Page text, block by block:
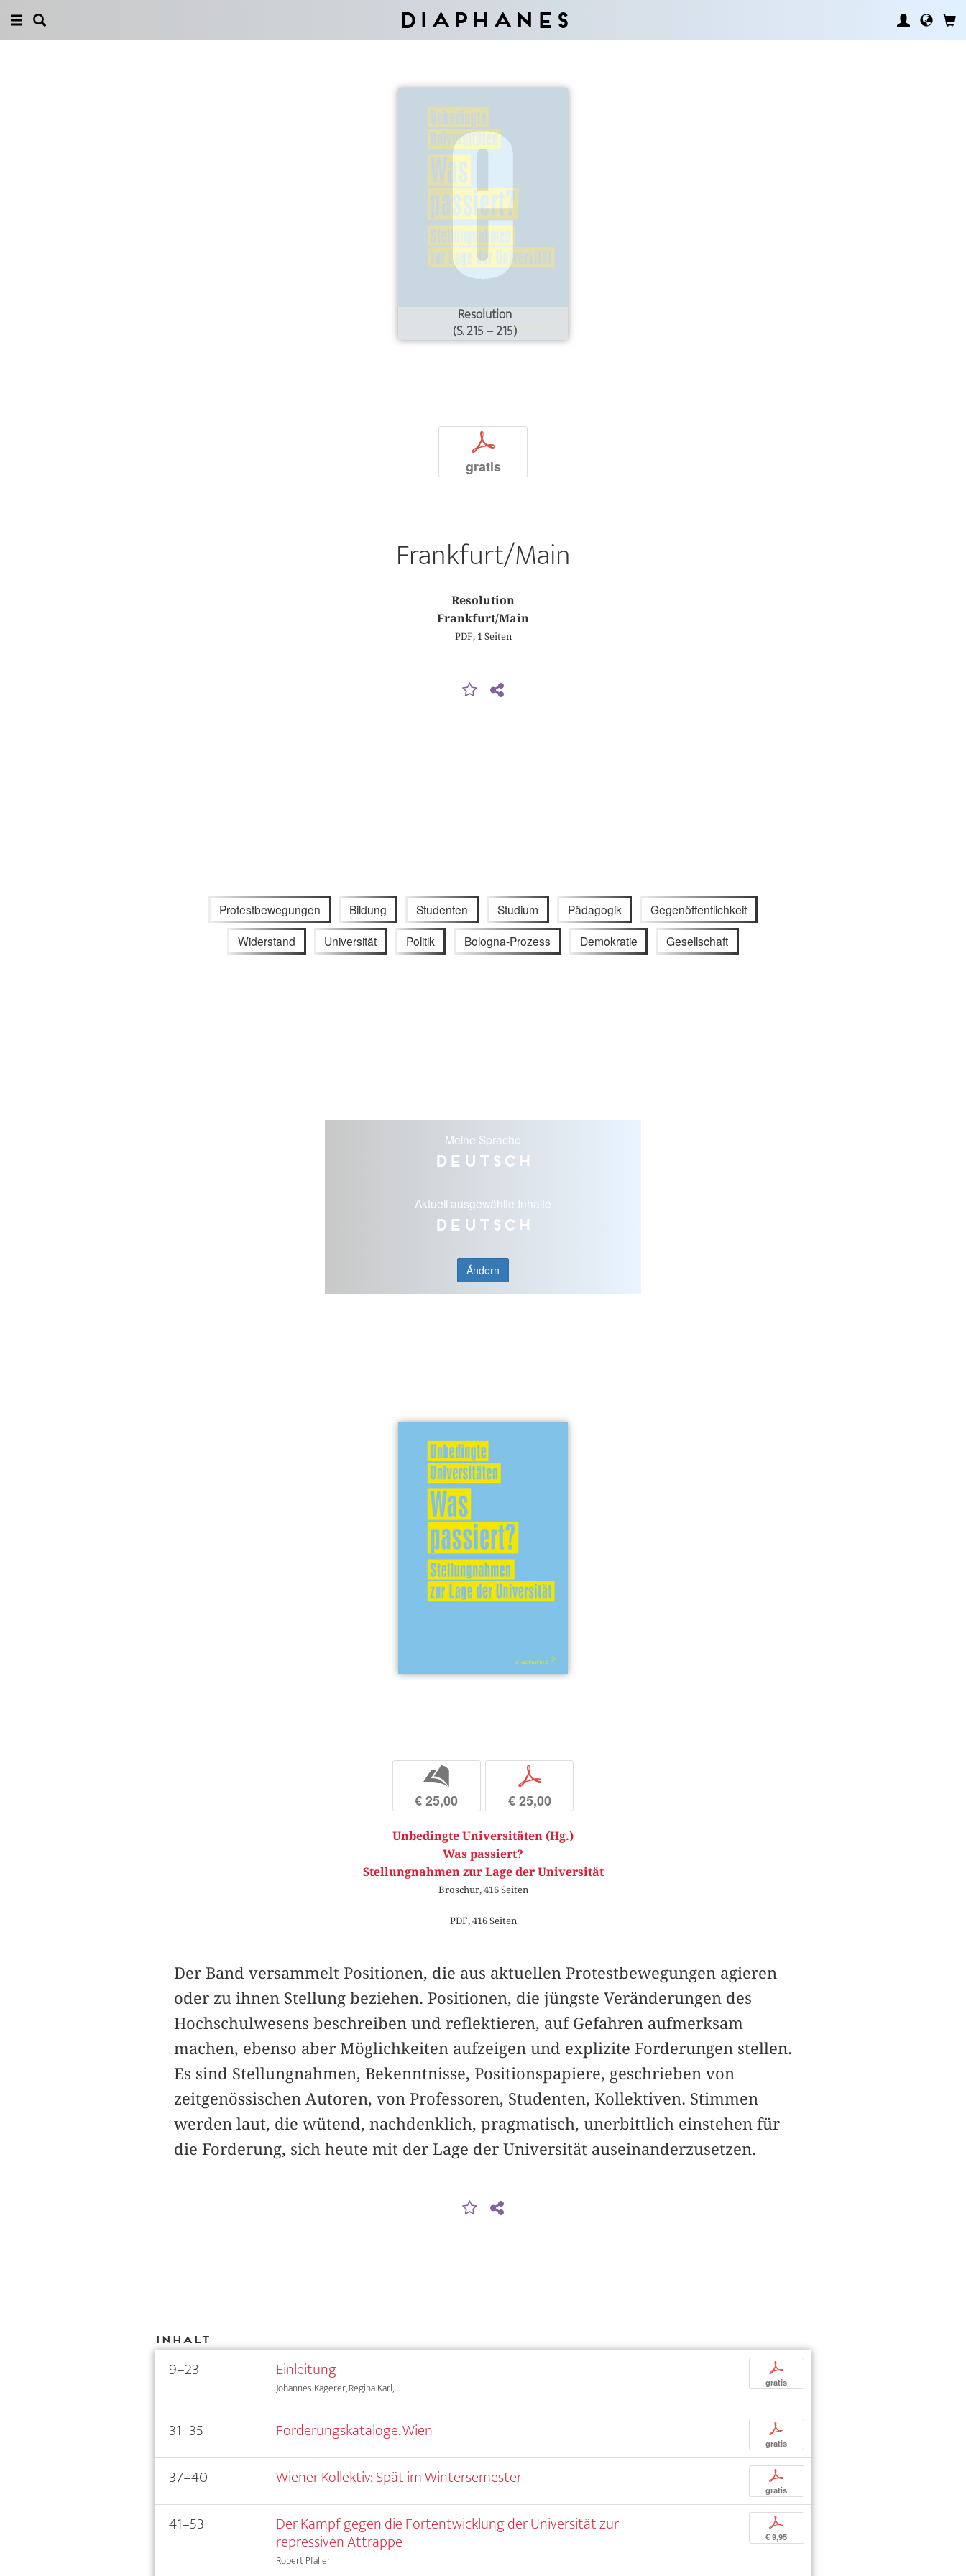
Diaphanes
Resolution
(S. 215 – 215)
p
gratis
Frankfurt/Main
Resolution
Frankfurt/Main
PDF, 1 Seiten
Protestbewegungen Bildung Studenten Studium Pädagogik Gegenöffentlichkeit
Widerstand Universität Politik Bologna-Prozess Demokratie Gesellschaft
Meine Sprache
Deutsch
Aktuell ausgewählte Inhalte
Deutsch
Ändern
b
€ 25,00
p
€ 25,00
Unbedingte Universitäten (Hg.)
Was passiert?
Stellungnahmen zur Lage der Universität
Broschur, 416 Seiten
PDF, 416 Seiten
Der Band versammelt Positionen, die aus ­aktuellen Protestbewegungen agieren
oder zu ihnen Stellung beziehen. Positionen, die jüngste Veränderungen des
Hochschulwesens beschreiben und reflektieren, auf Gefahren aufmerksam
machen, ebenso aber Möglichkeiten aufzeigen und explizite Forderungen stellen.
Es sind Stellungnahmen, Bekenntnisse, Positionspapiere, geschrieben von
zeitgenössischen Autoren, von Professoren, Studenten, Kollektiven. Stimmen
werden laut, die wütend, nachdenklich, pragmatisch, unerbittlich einstehen für
die Forderung, sich heute mit der Lage der Universität auseinanderzusetzen.
Inhalt
9–23 Einleitung
Johannes Kagerer, Regina Karl, ...
p
gratis
31–35 Forderungskataloge. Wien p
gratis
37–40 Wiener Kollektiv: Spät im Wintersemester p
gratis
41–53 Der Kampf gegen die Fortentwicklung der Universität zur
repressiven Attrappe
Robert Pfaller
p
€ 9,95